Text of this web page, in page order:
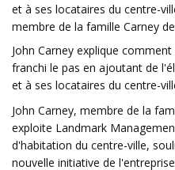
et à ses locataires du centre-
membre de la famille Carney
John Carney explique
franchi le pas en ajoutant de
et à ses locataires du centre-
John Carney, membre de la
exploite Landmark
d'habitation du centre-ville,
nouvelle initiative de